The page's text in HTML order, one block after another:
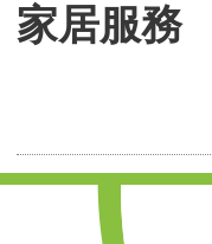
家居服務